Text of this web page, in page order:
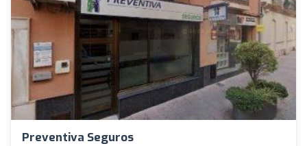
Preventiva Seguros